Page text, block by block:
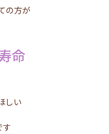
の方が
命
しい
す